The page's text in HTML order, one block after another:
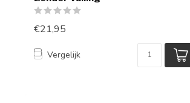
€21,95
Vergelijk